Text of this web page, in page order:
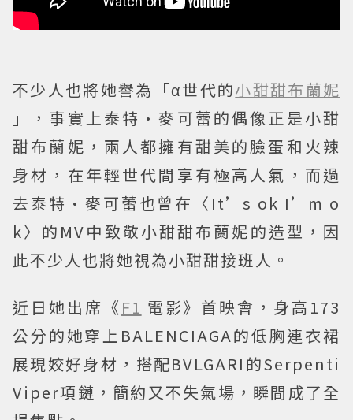
不少人也將她譽為「α世代的小甜甜布蘭妮
」，事實上泰特·麥可蕾的偶像正是小甜
甜布蘭妮，兩人都擁有甜美的臉蛋和火辣
身材，在年輕世代間享有極高人氣，而過
去泰特·麥可蕾也曾在〈It’s ok I’m o
k〉的MV中致敬小甜甜布蘭妮的造型，因
此不少人也將她視為小甜甜接班人。
近日她出席《 F1 電影》首映會，身高173
公分的她穿上BALENCIAGA的低胸連衣裙
展現姣好身材，搭配BVLGARI的Serpenti
Viper項鏈，簡約又不失氣場，瞬間成了全